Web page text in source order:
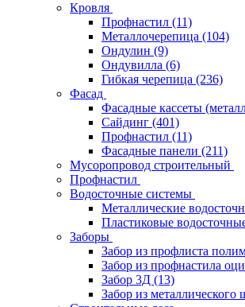
Кровля
Профнастил (11)
Металлочерепица (104)
Ондулин (9)
Ондувилла (6)
Гибкая черепица (236)
Фасад
Фасадные кассеты
Сайдинг (401)
Профнастил (11)
Фасадные панели (211)
Мусоропровод строительный
Профнастил
Водосточные системы
Металлические
Пластиковые
Заборы
Забор из профлиста
Забор из профнастила
Забор 3Д (13)
Забор из металлического